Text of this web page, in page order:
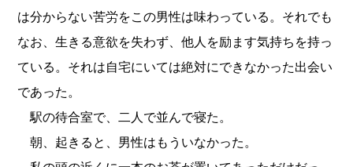
は分からない苦労をこの男性は味わっている。それでも
なお、生きる意欲を失わず、他人を励ます気持ちを持っ
ている。それは自宅にいては絶対にできなかった出会い
であった。
駅の待合室で、二人で並んで寝た。
朝、起きると、男性はもういなかった。